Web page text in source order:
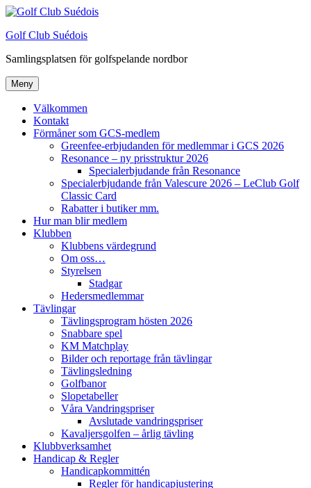
Hoppa
innehåll
Golf Club Suédois
Samlingsplatsen för golfspelande nordbor
Meny
Välkommen
Kontakt
Förmåner som GCS-medlem
Greenfee-erbjudanden för medlemmar i GCS 2026
Resonance – ny prisstruktur 2026
Specialerbjudande från Resonance
Specialerbjudande från Valescure 2026 – LeClub Golf
Classic Card
Rabatter i butiker mm.
Hur man blir medlem
Klubben
Klubbens värdegrund
Om oss…
Styrelsen
Stadgar
Hedersmedlemmar
Tävlingar
Tävlingsprogram hösten 2026
Snabbare spel
KM Matchplay
Bilder och reportage från tävlingar
Tävlingsledning
Golfbanor
Slopetabeller
Våra Vandringspriser
Avslutade vandringspriser
Kavaljersgolfen – årlig tävling
Klubbverksamhet
Handicap & Regler
Handicapkommittén
Regler för handicapjustering